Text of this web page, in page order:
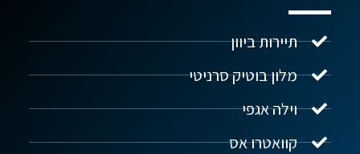
תיירות ביוון
מלון בוטיק סרניטי
וילה אגפי
קוואטרו אס
נדל"ן ביוון G.R.E